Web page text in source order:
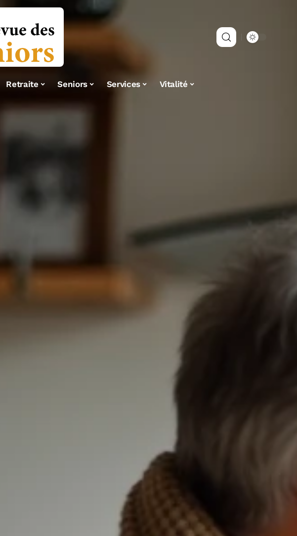
Retraite Seniors Services Vitalité